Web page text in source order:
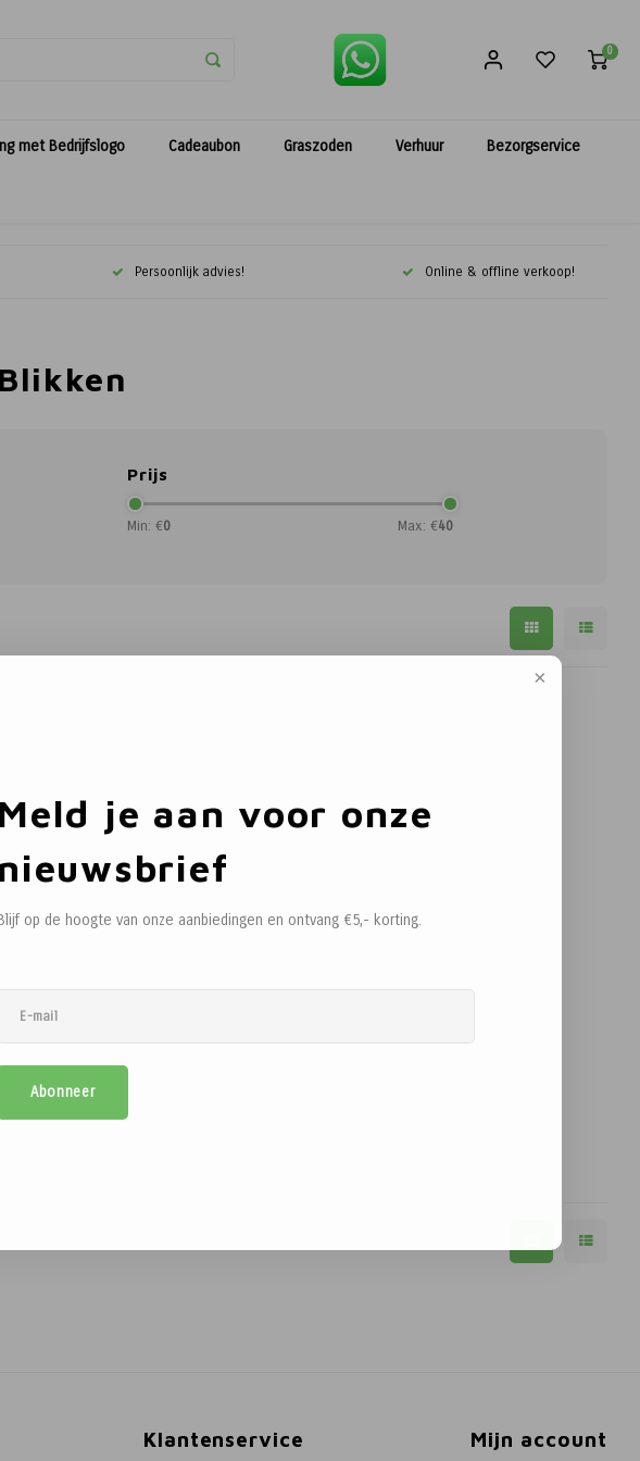
Meld je aan voor onze
nieuwsbrief
op de hoogte van onze aanbiedingen en ontvang €5,- korting.
Abonneer
0
met Bedrijfslogo Cadeaubon Graszoden Verhuur Bezorgservice
Persoonlijk advies! Online & offline verkoop!
Prijs
Min: €0 Max: €40
Klantenservice Mijn account